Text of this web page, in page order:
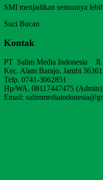
SMI menjadikan semuanya
Suci Bucan
Kontak
PT Salim Media Indonesia Jl.
Kec. Alam Barajo, Jambi 36361
Telp. 0741-3062851
Hp/WA. 08117447475
Email: